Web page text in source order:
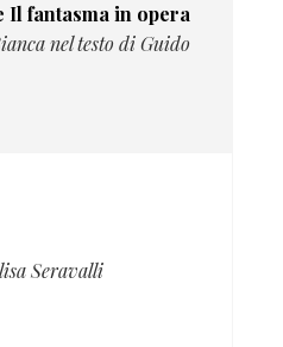
Il fantasma in opera
nel testo di Guido
Seravalli